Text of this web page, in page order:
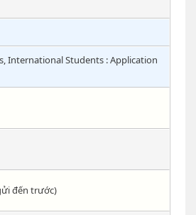
International Students : Application
đến trước)